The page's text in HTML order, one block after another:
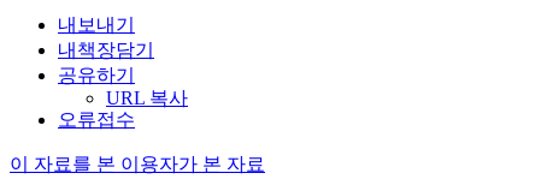
내보내기
내책장담기
공유하기
URL 복사
오류접수
이 자료를 본 이용자가 본 자료